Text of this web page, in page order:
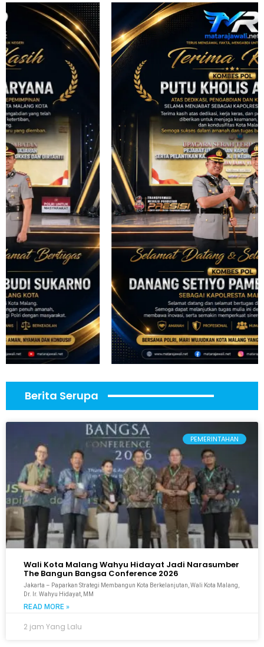
Berita Serupa
PEMERINTAHAN
Wali Kota Malang Wahyu Hidayat Jadi Narasumber
The Bangun Bangsa Conference 2026
Jakarta – Paparkan Strategi Membangun Kota Berkelanjutan, Wali Kota Malang,
Dr. Ir. Wahyu Hidayat, MM
READ MORE »
2 jam Yang Lalu